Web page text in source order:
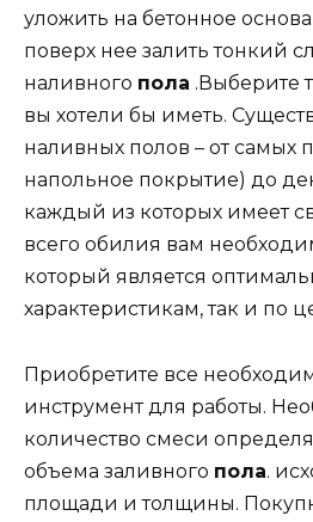
уложить на бетонное
поверх нее залить тонкий
наливного пола .Выберите
вы хотели бы иметь.
наливных полов – от самых
напольное покрытие) до
каждый из которых имеет
всего обилия вам
который является
характеристикам, так и по
Приобретите все
инструмент для работы.
количество смеси
объема заливного пола.
площади и толщины.